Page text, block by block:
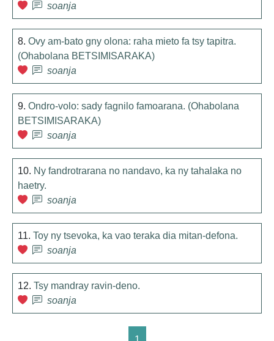
soanja
8. Ovy am-bato gny olona: raha mieto fa tsy tapitra.
(Ohabolana BETSIMISARAKA)
soanja
9. Ondro-volo: sady fagnilo famoarana. (Ohabolana
BETSIMISARAKA)
soanja
10. Ny fandrotrarana no nandavo, ka ny tahalaka no
haetry.
soanja
11. Toy ny tsevoka, ka vao teraka dia mitan-defona.
soanja
12. Tsy mandray ravin-deno.
soanja